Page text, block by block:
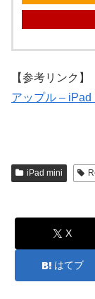
【参考リンク】
アップル –
iPad mini
X
はてブ